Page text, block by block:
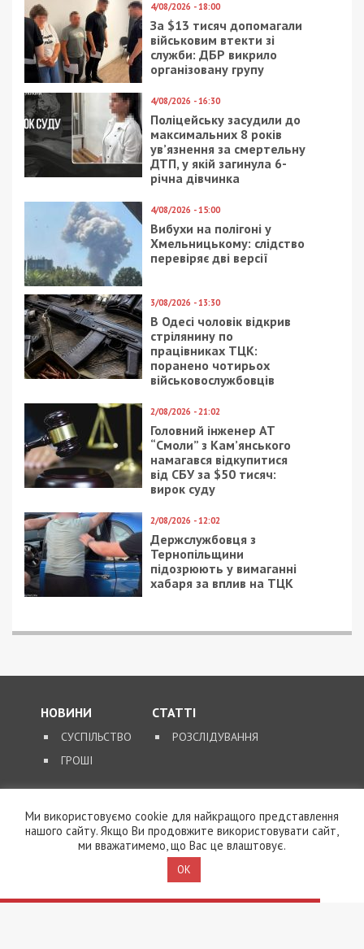
4/08/2026 - 18:00
За $13 тисяч допомагали
військовим втекти зі
служби: ДБР викрило
організовану групу
4/08/2026 - 16:30
Поліцейську засудили до
максимальних 8 років
ув’язнення за смертельну
ДТП, у якій загинула 6-
річна дівчинка
4/08/2026 - 15:00
Вибухи на полігоні у
Хмельницькому: слідство
перевіряє дві версії
3/08/2026 - 13:30
В Одесі чоловік відкрив
стрілянину по
працівниках ТЦК:
поранено чотирьох
військовослужбовців
2/08/2026 - 21:02
Головний інженер АТ
“Смоли” з Кам’янського
намагався відкупитися
від СБУ за $50 тисяч:
вирок суду
2/08/2026 - 12:02
Держслужбовця з
Тернопільщини
підозрюють у вимаганні
хабаря за вплив на ТЦК
НОВИНИ
СУСПІЛЬСТВО
ГРОШІ
СТАТТІ
РОЗСЛІДУВАННЯ
КОНТАКТИ
Ми використовуємо cookie для найкращого представлення
нашого сайту. Якщо Ви продовжите використовувати сайт,
ми вважатимемо, що Вас це влаштовує.
OK